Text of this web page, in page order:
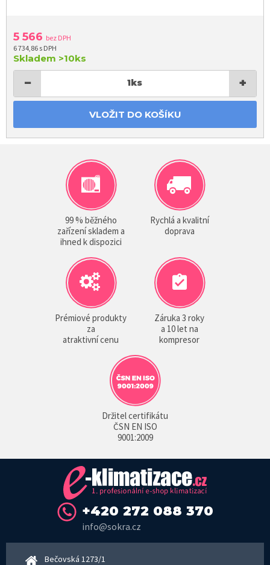
5 566 bez DPH
6 734,86 s DPH
Skladem >10ks
− 1ks +
VLOŽIT DO KOŠÍKU
99 % běžného
zařízení skladem a
ihned k dispozici
Rychlá a kvalitní
doprava
Prémiové produkty
za
atraktivní cenu
Záruka 3 roky
a 10 let na
kompresor
Držitel certifikátu
ČSN EN ISO
9001:2009
+420 272 088 370
info@sokra.cz
Bečovská 1273/1